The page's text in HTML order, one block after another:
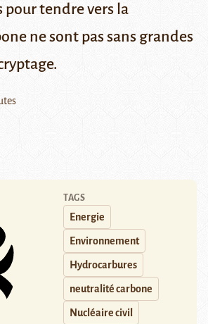
pour tendre vers la
ne sont pas sans grandes
TAGS
Energie
Environnement
Hydrocarbures
neutralité carbone
Nucléaire civil